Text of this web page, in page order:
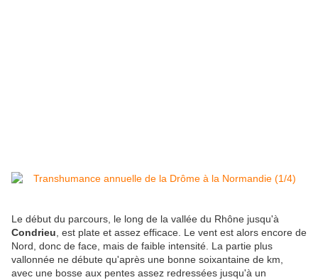
Le début du parcours, le long de la vallée du Rhône jusqu'à
Condrieu , est plate et assez efficace. Le vent est alors encore de
Nord, donc de face, mais de faible intensité. La partie plus
vallonnée ne débute qu'après une bonne soixantaine de km,
avec une bosse aux pentes assez redressées jusqu'à un